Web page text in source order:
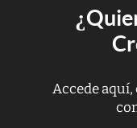
Accede